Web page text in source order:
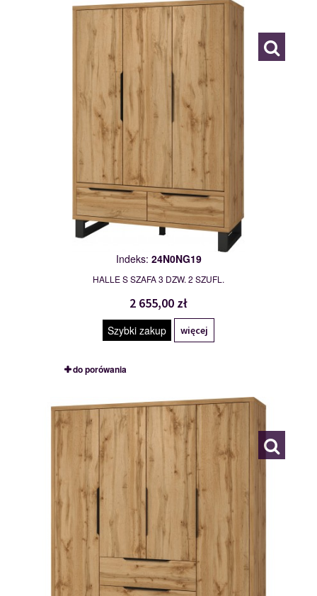
119974
Indeks: 24N0NG19
HALLE S SZAFA 3 DZW. 2 SZUFL.
2 655,00 zł
Szybki zakup więcej
do porówania
119975